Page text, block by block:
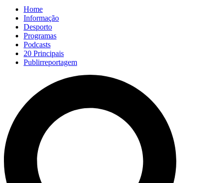
Home
Informação
Desporto
Programas
Podcasts
20 Principais
Publirreportagem